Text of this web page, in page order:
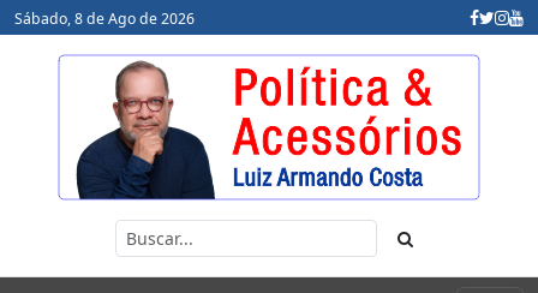
Sábado, 8 de Ago de 2026